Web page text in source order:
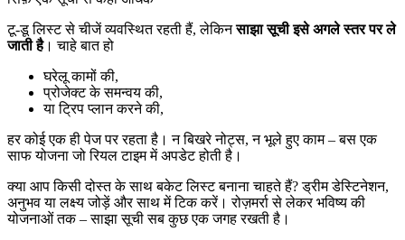
टू-डू लिस्ट से चीजें व्यवस्थित रहती हैं, लेकिनसाझा सूची इसे अगले स्तर पर ले
जाती है। चाहे बात हो
घरेलू कामों की,
प्रोजेक्ट के समन्वय की,
या ट्रिप प्लान करने की,
हर कोई एक ही पेज पर रहता है। न बिखरे नोट्स, न भूले हुए काम – बस एक
साफ योजना जो रियल टाइम में अपडेट होती है।
क्या आप किसी दोस्त के साथ बकेट लिस्ट बनाना चाहते हैं? ड्रीम डेस्टिनेशन,
अनुभव या लक्ष्य जोड़ें और साथ में टिक करें। रोज़मर्रा से लेकर भविष्य की
योजनाओं तक – साझा सूची सब कुछ एक जगह रखती है।